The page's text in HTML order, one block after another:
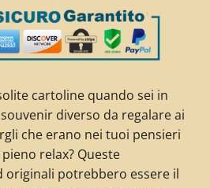
cartoline quando sei in
diverso da regalare ai
che erano nei tuoi pensieri
relax? Queste
originali potrebbero essere il